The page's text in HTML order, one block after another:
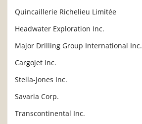
Quincaillerie Richelieu Limitée
Headwater Exploration Inc.
Major Drilling Group International Inc.
Cargojet Inc.
Stella-Jones Inc.
Savaria Corp.
Transcontinental Inc.